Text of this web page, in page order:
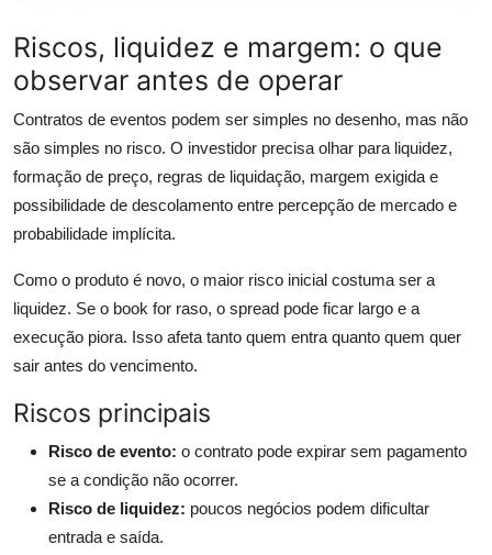
Riscos, liquidez e margem: o que
observar antes de operar
Contratos de eventos podem ser simples no desenho, mas não
são simples no risco. O investidor precisa olhar para liquidez,
formação de preço, regras de liquidação, margem exigida e
possibilidade de descolamento entre percepção de mercado e
probabilidade implícita.
Como o produto é novo, o maior risco inicial costuma ser a
liquidez. Se o book for raso, o spread pode ficar largo e a
execução piora. Isso afeta tanto quem entra quanto quem quer
sair antes do vencimento.
Riscos principais
Risco de evento: o contrato pode expirar sem pagamento
se a condição não ocorrer.
Risco de liquidez: poucos negócios podem dificultar
entrada e saída.